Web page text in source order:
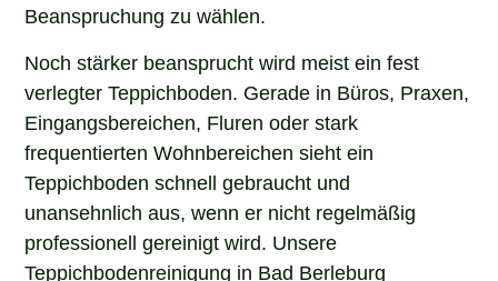
Beanspruchung zu wählen.
Noch stärker beansprucht wird meist ein fest
verlegter Teppichboden. Gerade in Büros, Praxen,
Eingangsbereichen, Fluren oder stark
frequentierten Wohnbereichen sieht ein
Teppichboden schnell gebraucht und
unansehnlich aus, wenn er nicht regelmäßig
professionell gereinigt wird. Unsere
Teppichbodenreinigung in Bad Berleburg